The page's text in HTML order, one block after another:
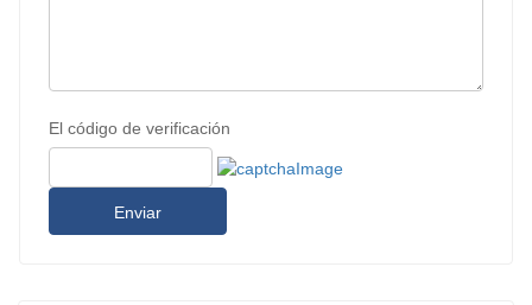
El código de verificación
Enviar